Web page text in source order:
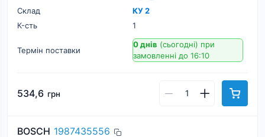
Склад
КУ 2
К-cть
1
Термін поставки
0 днів (сьогодні) при
замовленні до 16:10
534,6 грн
BOSCH 1987435556